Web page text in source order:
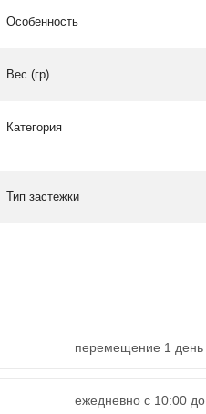
Особенность
Вес (гр)
Категория
Тип застежки
перемещение 1 день
ежедневно с 10:00 до